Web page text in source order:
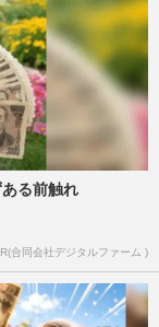
る前触れ
合同会社デジタルファーム )